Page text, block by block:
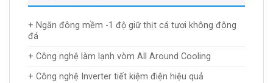
+ Ngăn đông mềm -1 độ giữ thịt cá tươi không đông
đá
+ Công nghệ làm lạnh vòm All Around Cooling
+ Công nghệ Inverter tiết kiệm điện hiệu quả